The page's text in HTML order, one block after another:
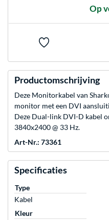
Op
Productomschrijving
Deze Monitorkabel van
monitor met een DVI
Deze Dual-link DVI-D kabel
3840x2400 @ 33 Hz.
Art-Nr.: 73361
Specificaties
Type
Kabel
Kleur